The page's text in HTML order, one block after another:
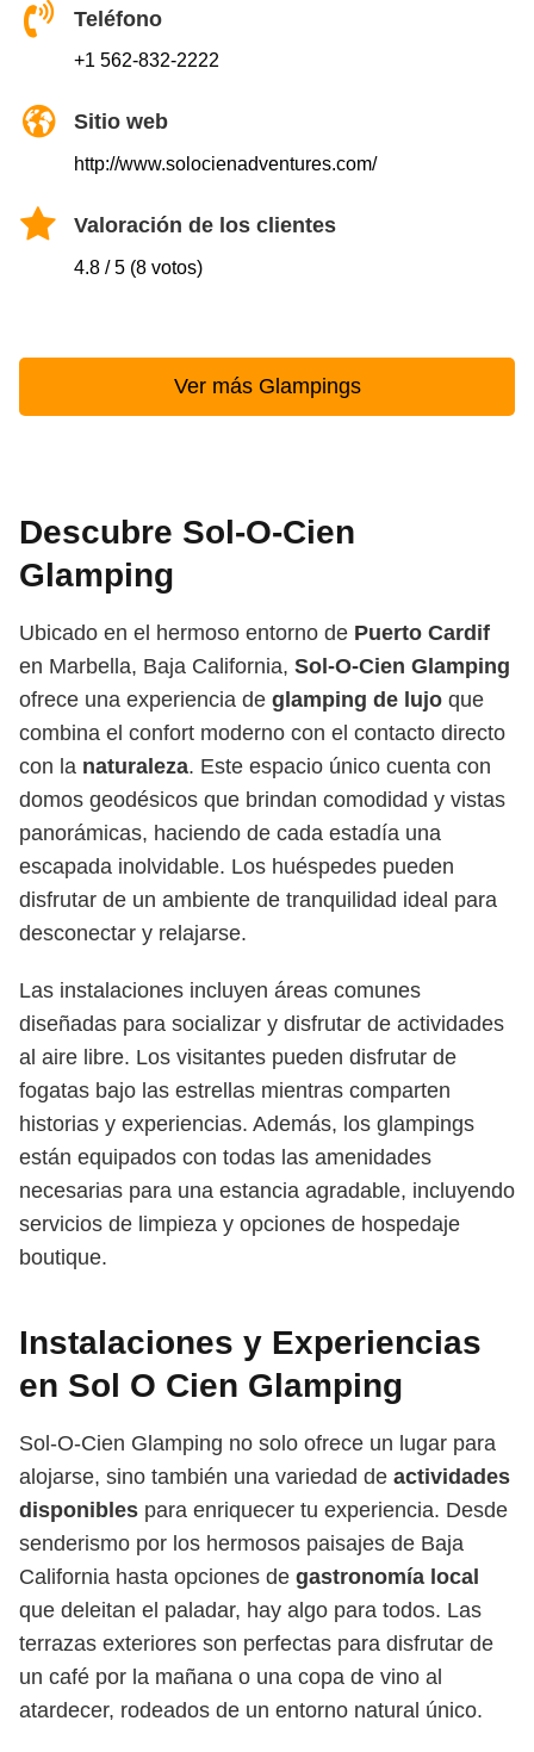
Teléfono
+1 562-832-2222
Sitio web
http://www.solocienadventures.com/
Valoración de los clientes
4.8 / 5 (8 votos)
Ver más Glampings
Descubre Sol-O-Cien
Glamping
Ubicado en el hermoso entorno de Puerto Cardif
en Marbella, Baja California, Sol-O-Cien Glamping
ofrece una experiencia de glamping de lujo que
combina el confort moderno con el contacto directo
con la naturaleza. Este espacio único cuenta con
domos geodésicos que brindan comodidad y vistas
panorámicas, haciendo de cada estadía una
escapada inolvidable. Los huéspedes pueden
disfrutar de un ambiente de tranquilidad ideal para
desconectar y relajarse.
Las instalaciones incluyen áreas comunes
diseñadas para socializar y disfrutar de actividades
al aire libre. Los visitantes pueden disfrutar de
fogatas bajo las estrellas mientras comparten
historias y experiencias. Además, los glampings
están equipados con todas las amenidades
necesarias para una estancia agradable, incluyendo
servicios de limpieza y opciones de hospedaje
boutique.
Instalaciones y Experiencias
en Sol O Cien Glamping
Sol-O-Cien Glamping no solo ofrece un lugar para
alojarse, sino también una variedad de actividades
disponibles para enriquecer tu experiencia. Desde
senderismo por los hermosos paisajes de Baja
California hasta opciones de gastronomía local
que deleitan el paladar, hay algo para todos. Las
terrazas exteriores son perfectas para disfrutar de
un café por la mañana o una copa de vino al
atardecer, rodeados de un entorno natural único.